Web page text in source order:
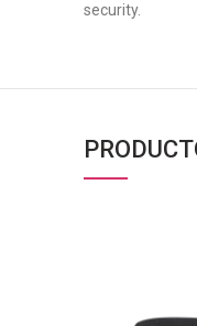
security.